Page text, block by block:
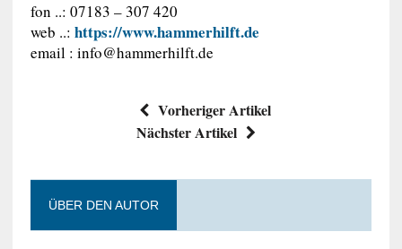
fon ..: 07183 – 307 420
web ..: https://www.hammerhilft.de
email : info@hammerhilft.de
Vorheriger Artikel
Nächster Artikel
ÜBER DEN AUTOR